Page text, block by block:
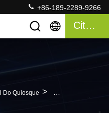
+86-189-2289-9266
Citações
Do Quiosque > 55" Exposição Do